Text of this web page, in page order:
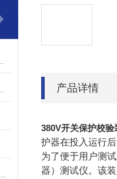
产品详情
380V开关保护校验
护器在投入运行
为了便于用户测
器）测试仪。该